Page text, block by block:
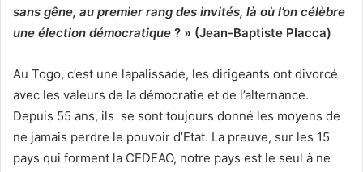
sans gêne, au premier rang des invités, là où l’on célèbre
une élection démocratique ? » (Jean-Baptiste Placca)
Au Togo, c’est une lapalissade, les dirigeants ont divorcé
avec les valeurs de la démocratie et de l’alternance.
Depuis 55 ans, ils se sont toujours donné les moyens de
ne jamais perdre le pouvoir d’Etat. La preuve, sur les 15
pays qui forment la CEDEAO, notre pays est le seul à ne